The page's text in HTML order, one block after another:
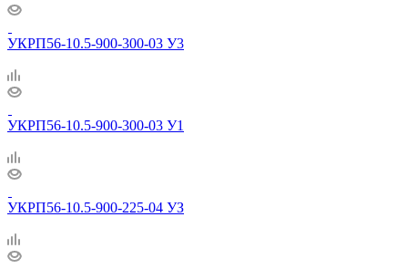
УКРП56-10.5-900-300-03 У3
УКРП56-10.5-900-300-03 У1
УКРП56-10.5-900-225-04 УЗ